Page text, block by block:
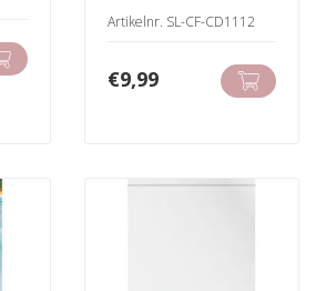
Artikelnr. SL-CF-CD1112
€9,99